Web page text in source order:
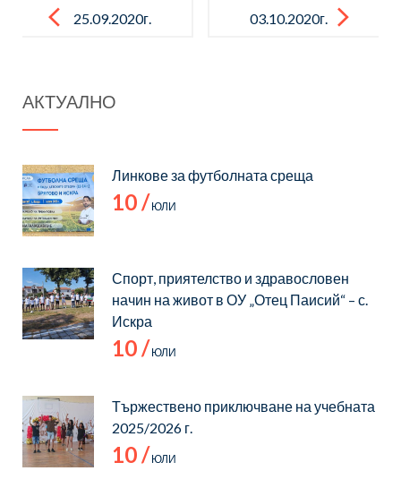
navigation25.09.2020г.
авиацията в
проект на
ЦОИДУЕМ
03.10.2020г.
АКТУАЛНО
Линкове за футболната среща
10 / ЮЛИ
Спорт, приятелство и здравословен
начин на живот в ОУ „Отец Паисий“ – с.
Искра
10 / ЮЛИ
Тържествено приключване на учебната
2025/2026 г.
10 / ЮЛИ